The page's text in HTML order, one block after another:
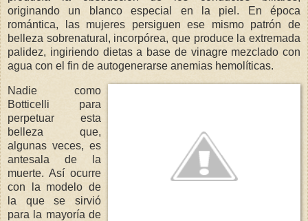
originando un blanco especial en la piel. En época
romántica, las mujeres persiguen ese mismo patrón de
belleza sobrenatural, incorpórea, que produce la extremada
palidez, ingiriendo dietas a base de vinagre mezclado con
agua con el fin de autogenerarse anemias hemolíticas.
Nadie como
Botticelli para
perpetuar esta
belleza que,
algunas veces, es
antesala de la
muerte. Así ocurre
con la modelo de
la que se sirvió
para la mayoría de